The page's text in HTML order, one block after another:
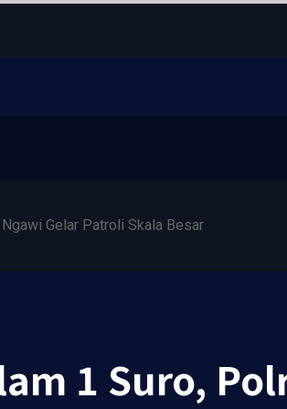
Gelar Patroli Skala Besar
1 Suro,